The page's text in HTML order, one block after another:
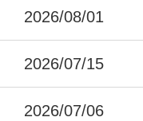
2026/08/01
2026/07/15
2026/07/06